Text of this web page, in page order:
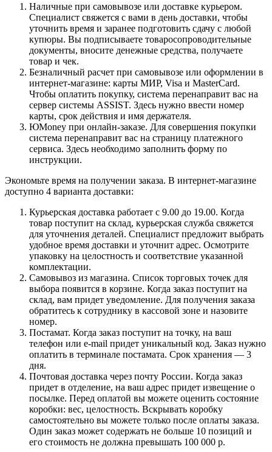
Наличные при самовывозе или доставке курьером.
Специалист свяжется с вами в день доставки, чтобы
уточнить время и заранее подготовить сдачу с любой
купюры. Вы подписываете товаросопроводительные
документы, вносите денежные средства, получаете
товар и чек.
Безналичный расчет при самовывозе или оформлении в
интернет-магазине: карты МИР, Visa и MasterCard.
Чтобы оплатить покупку, система перенаправит вас на
сервер системы ASSIST. Здесь нужно ввести номер
карты, срок действия и имя держателя.
ЮMoney при онлайн-заказе. Для совершения покупки
система перенаправит вас на страницу платежного
сервиса. Здесь необходимо заполнить форму по
инструкции.
Экономьте время на получении заказа. В интернет-магазине
доступно 4 варианта доставки:
Курьерская доставка работает с 9.00 до 19.00. Когда
товар поступит на склад, курьерская служба свяжется
для уточнения деталей. Специалист предложит выбрать
удобное время доставки и уточнит адрес. Осмотрите
упаковку на целостность и соответствие указанной
комплектации.
Самовывоз из магазина. Список торговых точек для
выбора появится в корзине. Когда заказ поступит на
склад, вам придет уведомление. Для получения заказа
обратитесь к сотруднику в кассовой зоне и назовите
номер.
Постамат. Когда заказ поступит на точку, на ваш
телефон или e-mail придет уникальный код. Заказ нужно
оплатить в терминале постамата. Срок хранения — 3
дня.
Почтовая доставка через почту России. Когда заказ
придет в отделение, на ваш адрес придет извещение о
посылке. Перед оплатой вы можете оценить состояние
коробки: вес, целостность. Вскрывать коробку
самостоятельно вы можете только после оплаты заказа.
Один заказ может содержать не больше 10 позиций и
его стоимость не должна превышать 100 000 р.